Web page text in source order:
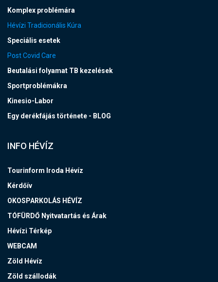
Komplex problémára
Hévízi Tradicionális Kúra
Speciális esetek
Post Covid Care
Beutalási folyamat TB kezelések
Sportproblémákra
Kinesio-Labor
Egy derékfájás története - BLOG
INFO HÉVÍZ
Tourinform Iroda Hévíz
Kérdőív
OKOSPARKOLÁS HÉVÍZ
TÓFÜRDŐ Nyitvatartás és Árak
Hévízi Térkép
WEBCAM
Zöld Hévíz
Zöld szállodák